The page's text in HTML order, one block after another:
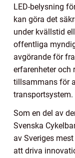
LED-belysning
kan göra det
under kvällstid
offentliga
avgörande för
erfarenheter och
tillsammans för
transportsystem.
Som en del av
Svenska
av Sveriges
att driva